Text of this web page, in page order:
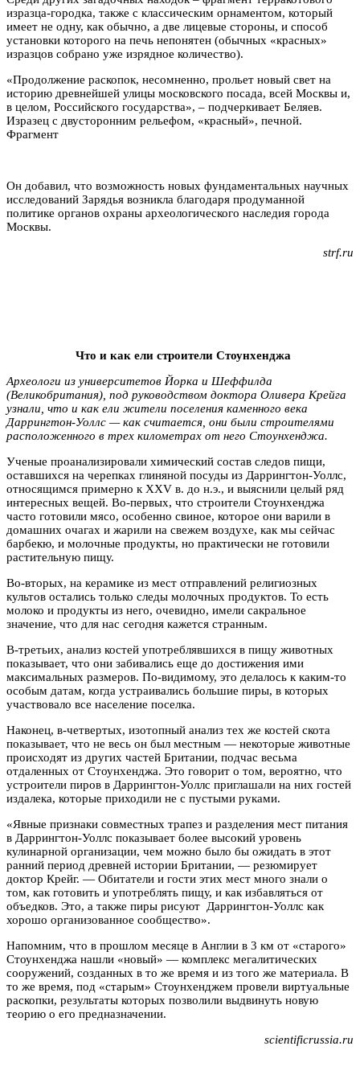
изразца-городка, также с классическим орнаментом, который
имеет не одну, как обычно, а две лицевые стороны, и способ
установки которого на печь непонятен (обычных «красных»
изразцов собрано уже изрядное количество).
«Продолжение раскопок, несомненно, прольет новый свет на
историю древнейшей улицы московского посада, всей Москвы и,
в целом, Российского государства», – подчеркивает Беляев.
Изразец с двусторонним рельефом, «красный», печной.
Фрагмент
Он добавил, что возможность новых фундаментальных научных
исследований Зарядья возникла благодаря продуманной
политике органов охраны археологического наследия города
Москвы.
strf.ru
Что и как ели строители Стоунхенджа
Археологи из университетов Йорка и Шеффилда
(Великобритания), под руководством доктора Оливера Крейга
узнали, что и как ели жители поселения каменного века
Даррингтон-Уоллс — как считается, они были строителями
расположенного в трех километрах от него Стоунхенджа.
Ученые проанализировали химический состав следов пищи,
оставшихся на черепках глиняной посуды из Даррингтон-Уоллс,
относящимся примерно к XXV в. до н.э., и выяснили целый ряд
интересных вещей. Во-первых, что строители Стоунхенджа
часто готовили мясо, особенно свиное, которое они варили в
домашних очагах и жарили на свежем воздухе, как мы сейчас
барбекю, и молочные продукты, но практически не готовили
растительную пищу.
Во-вторых, на керамике из мест отправлений религиозных
культов остались только следы молочных продуктов. То есть
молоко и продукты из него, очевидно, имели сакральное
значение, что для нас сегодня кажется странным.
В-третьих, анализ костей употреблявшихся в пищу животных
показывает, что они забивались еще до достижения ими
максимальных размеров. По-видимому, это делалось к каким-то
особым датам, когда устраивались большие пиры, в которых
участвовало все население поселка.
Наконец, в-четвертых, изотопный анализ тех же костей скота
показывает, что не весь он был местным — некоторые животные
происходят из других частей Британии, подчас весьма
отдаленных от Стоунхенджа. Это говорит о том, вероятно, что
устроители пиров в Даррингтон-Уоллс приглашали на них гостей
издалека, которые приходили не с пустыми руками.
«Явные признаки совместных трапез и разделения мест питания
в Даррингтон-Уоллс показывает более высокий уровень
кулинарной организации, чем можно было бы ожидать в этот
ранний период древней истории Британии, — резюмирует
доктор Крейг. — Обитатели и гости этих мест много знали о
том, как готовить и употреблять пищу, и как избавляться от
объедков. Это, а также пиры рисуют Даррингтон-Уоллс как
хорошо организованное сообщество».
Напомним, что в прошлом месяце в Англии в 3 км от «старого»
Стоунхенджа нашли «новый» — комплекс мегалитических
сооружений, созданных в то же время и из того же материала. В
то же время, под «старым» Стоунхенджем провели виртуальные
раскопки, результаты которых позволили выдвинуть новую
теорию о его предназначении.
scientificrussia.ru